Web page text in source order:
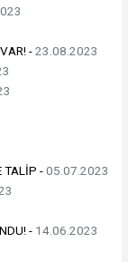
-23.08.2023
TALİP -05.07.2023
- 14.06.2023